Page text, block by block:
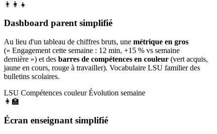
👨‍👩‍👧
Dashboard parent simplifié
Au lieu d'un tableau de chiffres bruts, une métrique en gros
(« Engagement cette semaine : 12 min, +15 % vs semaine
dernière ») et des barres de compétences en couleur (vert acquis,
jaune en cours, rouge à travailler). Vocabulaire LSU familier des
bulletins scolaires.
LSU Compétences couleur Évolution semaine
👩‍🏫
Écran enseignant simplifié